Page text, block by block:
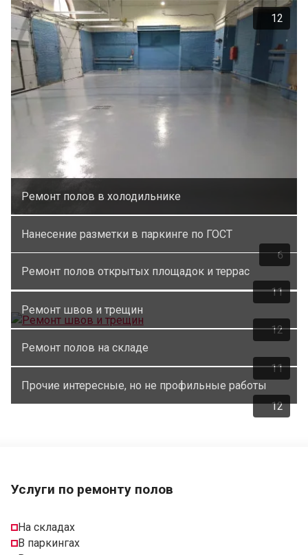
12
Ремонт полов в холодильнике
6
Нанесение разметки в паркинге по ГОСТ
11
Ремонт полов открытых площадок и террас
12
Ремонт швов и трещин
11
Ремонт полов на складе
12
Прочие интересные, но не профильные работы
Услуги по ремонту полов
На складах
В паркингах